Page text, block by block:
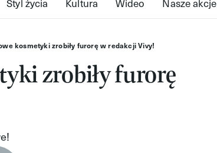
kosmetyki zrobiły furorę w redakcji Vivy!
zrobiły furorę